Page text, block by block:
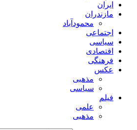
ایران
مازندران
محمودآباد
اجتماعی
سیاسی
اقتصادی
فرهنگی
عکس
مذهبی
سیاسی
فیلم
علمی
مذهبی